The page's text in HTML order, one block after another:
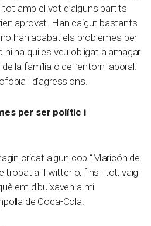
amb el vot d’alguns partits
aprovat. Han caigut bastants
han acabat els problemes per
ha qui es veu obligat a amagar
la família o de l’entorn laboral.
i d’agressions.
per ser polític i
cridat algun cop “Maricón de
trobat a Twitter o, fins i tot, vaig
em dibuixaven a mi
de Coca-Cola.